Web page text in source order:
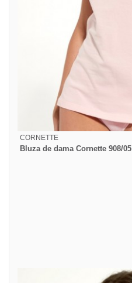
CORNETTE
Bluza de dama Cornette 908/05